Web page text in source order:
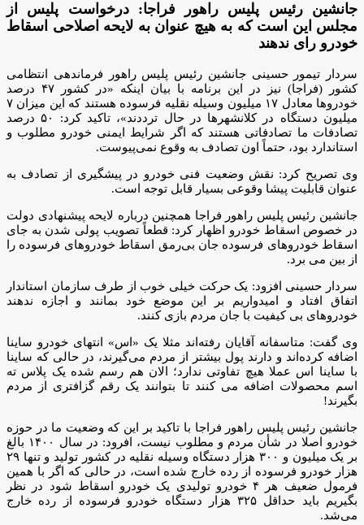
جانشین رئیس پلیس راهور فراجا: درخواست پلیس از
مجلس این است که به هیچ عنوان به لایحه اصلاحی اسقاط
خودرو رای ندهند
سردار تیمور حسینی جانشین رئیس پلیس راهور فرماندهی انتظامی
کشور (فراجا) نیز در این برنامه با بیان اینکه «در کشور ۴۷ درصد
خودروها معادل ۱۷ میلیون وسیله نقلیه فرسوده هستند که این میزان ۷
میلیون دستگاه در کلانشهرها در حال ترددند»، تاکید کرد: ۵۰ درصد
تصادفات ما تصادفاتی هستند که اگر شرایط ایمنی خودرو مطلوب و
استاندارد بود، حتماً اون تصادف به وقوع نمی‌پیوست.
وی تصریح کرد: نقش وضعیت فنی خودرو در پیشگیری از تصادف به
عنوان قابلیت پیشا وقوعی بسیار قابل توجه است.
جانشین رئیس پلیس راهور فراجا همچنین درباره لایحه پیشنهادی دولت
در خصوص اسقاط خودرو اظهار کرد: قطعاً تصویب پولی شدن به جای
اسقاط خودروهای فرسوده جان بی‌رمق اسقاط خودروهای فرسوده را
از بین می برد.
سردار حسینی افزود: یک حرکت خیلی خوب از طرف سازمان استاندار
اتفاق افتاد و امیدواریم بر این موضع خود بمانند و اجازه ندهند
خودروهای بی کیفیت با جان مردم بازی کنند.
وی گفت: متاسفانه آقایان رفته‌اند مثلا یک «اس» انتهای خودرو ساینا
اضافه کرده‌اند و دارند پول بیشتر از مردم می‌گیرند، در حالی که ساینا
با ساینا اس عملا هیچ تفاوتی ندارد؛ الان هم رسم شده یک پلاس ته
اسم محصولات اضافه می کنند تا بتوانند یک رقم گزافتری از مردم
بگیرند!
جانشین رئیس پلیس راهور فراجا با تاکید بر این که وضعیت ما در حوزه
خودرو اصلا در شأن مردم و مطلوب نیست، افرود: در سال ۱۴۰۰ بالغ
بر یک میلیون و ۳۰۰ هزار دستگاه وسیله نقلیه در کشور تولید و تنها ۲۹
هزار خودرو فرسوده از رده خارج شده است، در حالی که اگر با همین
فرمول ضعیف هر ۴ خودرو تولیدی یک خودرو اسقاط شود در نظر
بگیریم باید حداقل ۳۲۵ هزار دستگاه خودرو فرسوده از رده خارج
می‌شد.